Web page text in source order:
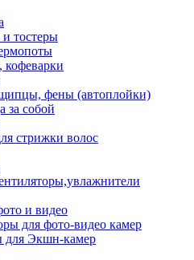
тостеры
фены (автоплойки)
за собой
стрижки волос
и видео
для фото-видео камер
для Экшн-камер